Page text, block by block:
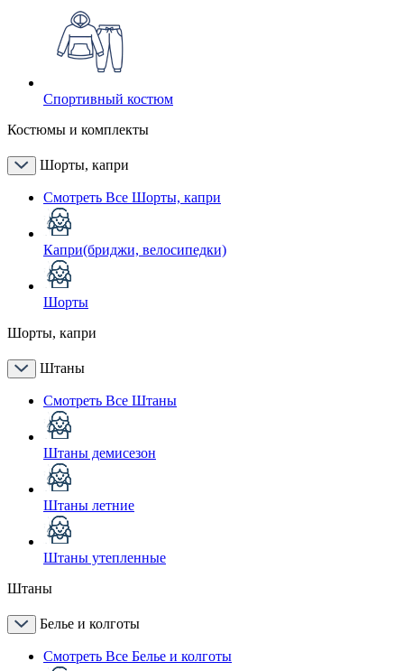
Спортивный костюм
Костюмы и комплекты
Шорты, капри
Смотреть Все Шорты, капри
Капри(бриджи, велосипедки)
Шорты
Шорты, капри
Штаны
Смотреть Все Штаны
Штаны демисезон
Штаны летние
Штаны утепленные
Штаны
Белье и колготы
Смотреть Все Белье и колготы